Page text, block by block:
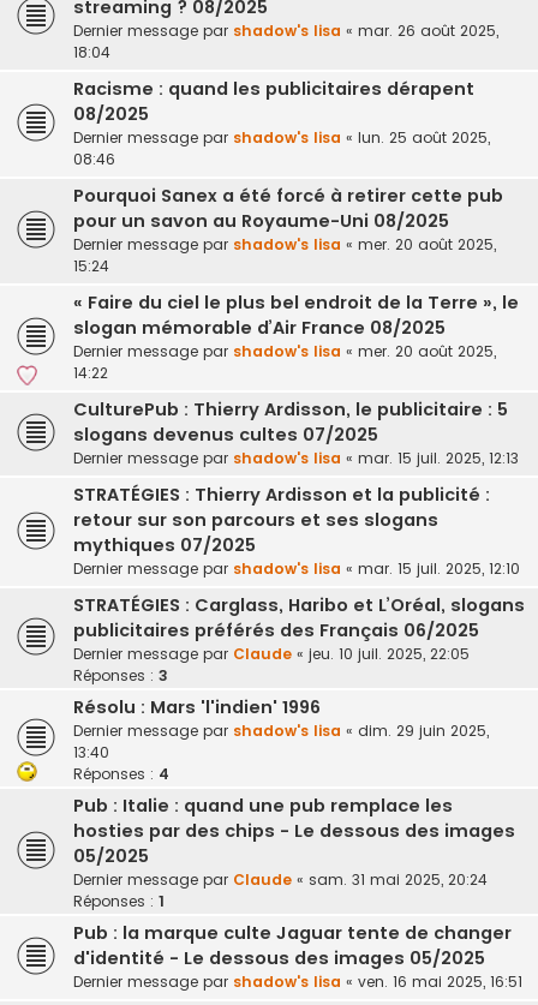
streaming ? 08/2025
Dernier message par shadow's lisa « mar. 26 août 2025,
18:04
Racisme : quand les publicitaires dérapent
08/2025
Dernier message par shadow's lisa « lun. 25 août 2025,
08:46
Pourquoi Sanex a été forcé à retirer cette pub
pour un savon au Royaume-Uni 08/2025
Dernier message par shadow's lisa « mer. 20 août 2025,
15:24
« Faire du ciel le plus bel endroit de la Terre », le
slogan mémorable d’Air France 08/2025
Dernier message par shadow's lisa « mer. 20 août 2025,
14:22
CulturePub : Thierry Ardisson, le publicitaire : 5
slogans devenus cultes 07/2025
Dernier message par shadow's lisa « mar. 15 juil. 2025, 12:13
STRATÉGIES : Thierry Ardisson et la publicité :
retour sur son parcours et ses slogans
mythiques 07/2025
Dernier message par shadow's lisa « mar. 15 juil. 2025, 12:10
STRATÉGIES : Carglass, Haribo et L’Oréal, slogans
publicitaires préférés des Français 06/2025
Dernier message par Claude « jeu. 10 juil. 2025, 22:05
Réponses : 3
Résolu : Mars 'l'indien' 1996
Dernier message par shadow's lisa « dim. 29 juin 2025,
13:40
Réponses : 4
Pub : Italie : quand une pub remplace les
hosties par des chips - Le dessous des images
05/2025
Dernier message par Claude « sam. 31 mai 2025, 20:24
Réponses : 1
Pub : la marque culte Jaguar tente de changer
d'identité - Le dessous des images 05/2025
Dernier message par shadow's lisa « ven. 16 mai 2025, 16:51